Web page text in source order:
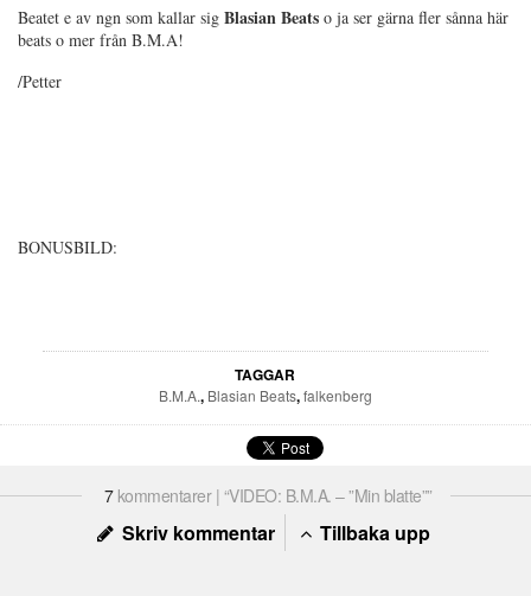
Beatet e av ngn som kallar sig BlasianBeats o ja ser gärna fler sånna här
beats o mer från B.M.A!
/Petter
BONUSBILD:
TAGGAR
B.M.A., Blasian Beats,falkenberg
7kommentarer | “VIDEO: B.M.A. – ”Min blatte””
Skriv kommentar Tillbaka upp